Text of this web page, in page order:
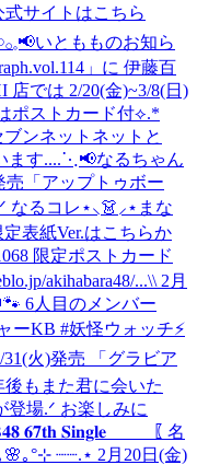
式サイトはこちら
いともものお知ら
」に 伊藤百
店では 2/20(金)~3/8(日)
ポストカード付⟡.*
ットネットと
ます....⋱📢なるちゃん
「アップトゥボー
なるコレ⋆⸜👗⸝‍⋆まな
表紙Ver.はこちらか
限定ポストカード
akihabara48/...\\ 2月
6人目のメンバー
ーKB #妖怪ウォッチ⚡
31(火)発売 「グラビア
後もまた君に会いた
場.ᐟ お楽しみに
𝐒𝐢𝐧𝐠𝐥𝐞 〖 名
｡°⊹ ┈┈.⋆ 2月20日(金)